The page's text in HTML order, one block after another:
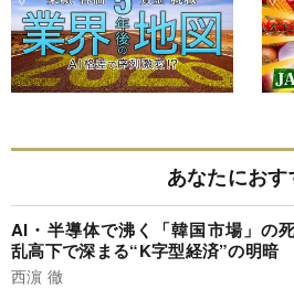
あなたにおす
AI・半導体で沸く「韓国市場」の
乱高下で深まる“K字型経済”の明暗
西濵 徹